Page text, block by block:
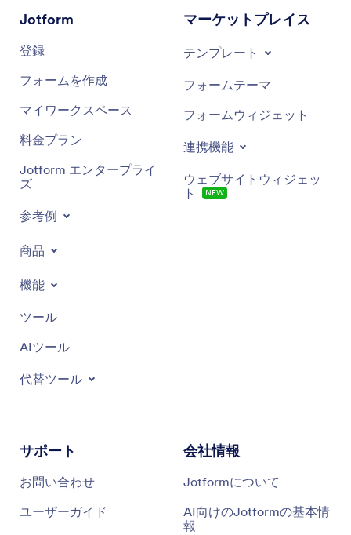
Jotform
登録
フォームを作成
マイワークスペース
料金プラン
Jotform エンタープライ
ズ
参考例
商品
機能
ツール
AIツール
代替ツール
マーケットプレイス
テンプレート
フォームテーマ
フォームウィジェット
連携機能
ウェブサイトウィジェッ
ト
NEW
サポート
お問い合わせ
ユーザーガイド
会社情報
Jotformについて
AI向けのJotformの基本情
報